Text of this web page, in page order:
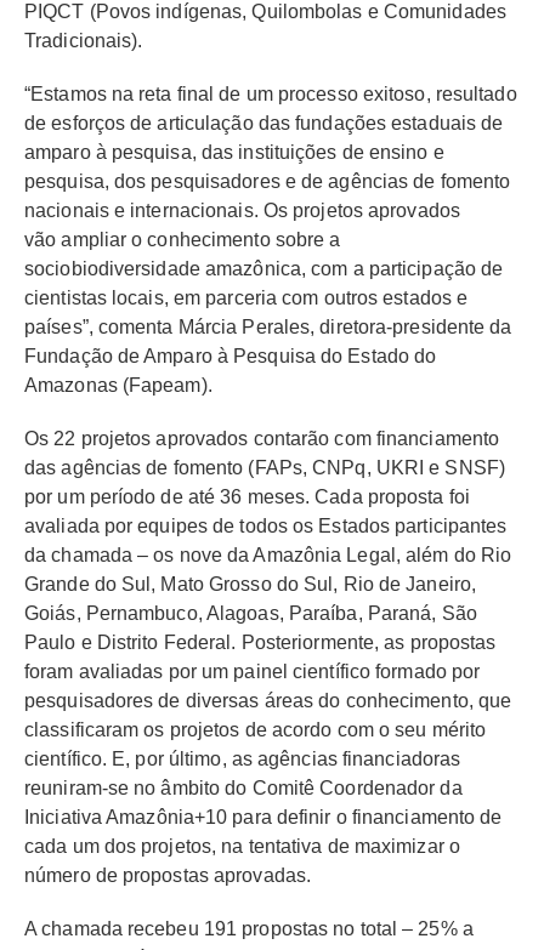
PIQCT (Povos indígenas, Quilombolas e Comunidades
Tradicionais).
“Estamos na reta final de um processo exitoso, resultado
de esforços de articulação das fundações estaduais de
amparo à pesquisa, das instituições de ensino e
pesquisa, dos pesquisadores e de agências de fomento
nacionais e internacionais. Os projetos aprovados
vão ampliar o conhecimento sobre a
sociobiodiversidade amazônica, com a participação de
cientistas locais, em parceria com outros estados e
países”, comenta Márcia Perales, diretora-presidente da
Fundação de Amparo à Pesquisa do Estado do
Amazonas (Fapeam).
Os 22 projetos aprovados contarão com financiamento
das agências de fomento (FAPs, CNPq, UKRI e SNSF)
por um período de até 36 meses. Cada proposta foi
avaliada por equipes de todos os Estados participantes
da chamada – os nove da Amazônia Legal, além do Rio
Grande do Sul, Mato Grosso do Sul, Rio de Janeiro,
Goiás, Pernambuco, Alagoas, Paraíba, Paraná, São
Paulo e Distrito Federal. Posteriormente, as propostas
foram avaliadas por um painel científico formado por
pesquisadores de diversas áreas do conhecimento, que
classificaram os projetos de acordo com o seu mérito
científico. E, por último, as agências financiadoras
reuniram-se no âmbito do Comitê Coordenador da
Iniciativa Amazônia+10 para definir o financiamento de
cada um dos projetos, na tentativa de maximizar o
número de propostas aprovadas.
A chamada recebeu 191 propostas no total – 25% a